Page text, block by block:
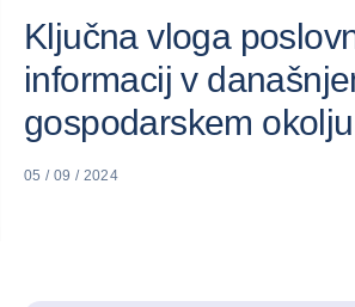
Ključna vloga
informacij v
gospodarskem okolju
05 / 09 / 2024